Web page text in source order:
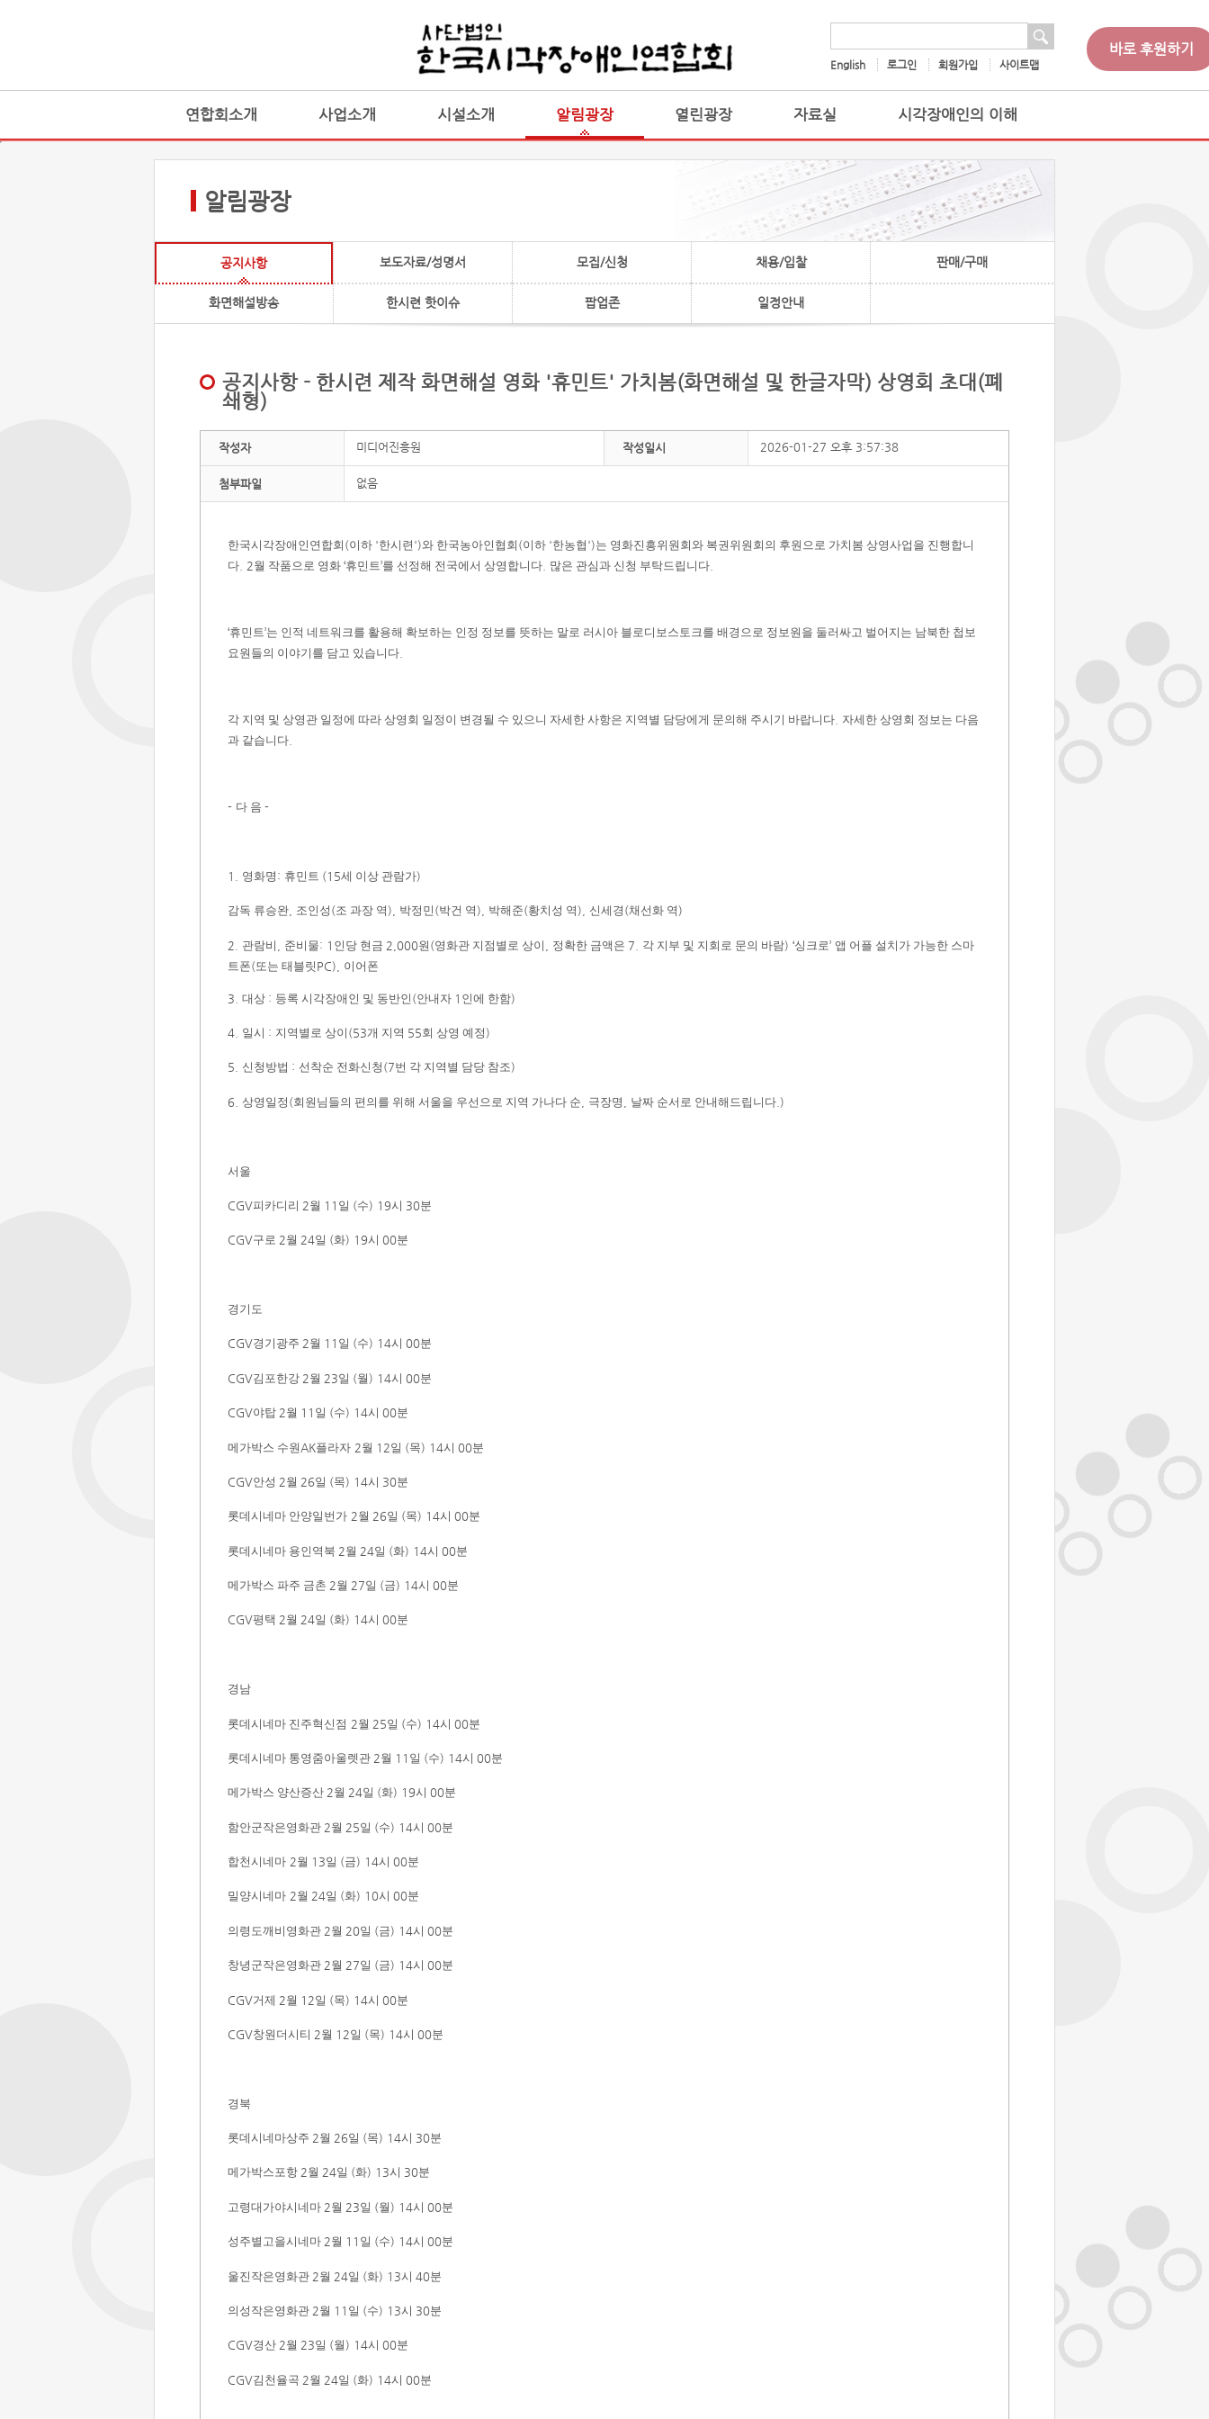
English 로그인 회원가입 사이트맵
바로 후원하기
연합회소개 사업소개 시설소개 알림광장 열린광장 자료실 시각장애인의 이해
알림광장
공지사항 보도자료/성명서 모집/신청 채용/입찰 판매/구매
화면해설방송 한시련 핫이슈 팝업존 일정안내
공지사항 - 한시련 제작 화면해설 영화 '휴민트' 가치봄(화면해설 및 한글자막) 상영회 초대(폐
쇄형)
작성자 미디어진흥원 작성일시 2026-01-27 오후 3:57:38
첨부파일 없음
한국시각장애인연합회 (이하 '한시련 ')와 한국농아인협회 (이하 '한농협 ')는 영화진흥위원회와 복권위원회의 후원으로 가치봄 상영사업을 진행합니
다 . 2월 작품으로 영화 ‘휴민트’를 선정해 전국에서 상영합니다 많은 관심과 신청 부탁드립니다
‘휴민트’는 인적 네트워크를 활용해 확보하는 인정 정보를 뜻하는 말로 러시아 블로디보스토크를 배경으로 정보원을 둘러싸고 벌어지는 남북한 첩보
요원들의 이야기를 담고 있습니다
각 지역 및 상영관 일정에 따라 상영회 일정이 변경될 수 있으니 자세한 사항은 지역별 담당에게 문의해 주시기 바랍니다 자세한 상영회 정보는 다음
과 같습니다
- 다 음 -
1. 영화명 : 휴민트 (15세 이상 관람가)
감독 류승완 조인성 (조 과장 역), 박정민 (박건 역), 박해준(황치성 역), 신세경 (채선화 역)
2. 관람비 준비물: 1 인당 현금 2,000원 (영화관 지점별로 상이 정확한 금액은 7. 각 지부 및 지회로 문의 바람) ‘싱크로’ 앱 어플 설치가 가능한 스마
트폰(또는 태블릿 PC), 이어폰
3. 대상 : 등록 시각장애인 및 동반인 (안내자 1 인에 한함)
4. 일시 : 지역별로 상이 (53개 지역 55회 상영 예정)
5. 신청방법 : 선착순 전화신청 (7번 각 지역별 담당 참조)
6. 상영일정 (회원님들의 편의를 위해 서울을 우선으로 지역 가나다 순 극장명 날짜 순서로 안내해드립니다 .)
서울
CGV피카디리 2월 11 일 (수) 19시 30분
CGV구로 2월 24일 (화) 19시 00분
경기도
CGV경기광주 2월 11 일 (수) 14시 00분
CGV김포한강 2월 23일 (월) 14시 00분
CGV야탑 2월 11 일 (수) 14시 00분
메가박스 수원 AK플라자 2월 12일 (목) 14시 00분
CGV안성 2월 26일 (목) 14시 30분
롯데시네마 안양일번가 2월 26일 (목) 14시 00분
롯데시네마 용인역북 2월 24일 (화) 14시 00분
메가박스 파주 금촌 2월 27일 (금) 14시 00분
CGV평택 2월 24일 (화) 14시 00분
경남
롯데시네마 진주혁신점 2월 25일 (수) 14시 00분
롯데시네마 통영줌아울렛관 2월 11 일 (수) 14시 00분
메가박스 양산증산 2월 24일 (화) 19시 00분
함안군작은영화관 2월 25일 (수) 14시 00분
합천시네마 2월 13일 (금) 14시 00분
밀양시네마 2월 24일 (화) 10시 00분
의령도깨비영화관 2월 20일 (금) 14시 00분
창녕군작은영화관 2월 27일 (금) 14시 00분
CGV거제 2월 12일 (목) 14시 00분
CGV창원더시티 2월 12일 (목) 14시 00분
경북
롯데시네마상주 2월 26일 (목) 14시 30분
메가박스포항 2월 24일 (화) 13시 30분
고령대가야시네마 2월 23일 (월) 14시 00분
성주별고을시네마 2월 11 일 (수) 14시 00분
울진작은영화관 2월 24일 (화) 13시 40분
의성작은영화관 2월 11 일 (수) 13시 30분
CGV경산 2월 23일 (월) 14시 00분
CGV김천율곡 2월 24일 (화) 14시 00분